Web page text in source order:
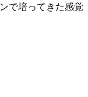
で培ってきた感覚